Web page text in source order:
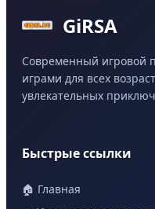
GiRSA
Современный игровой
играми для всех
увлекательных
Быстрые ссылки
🏠 Главная